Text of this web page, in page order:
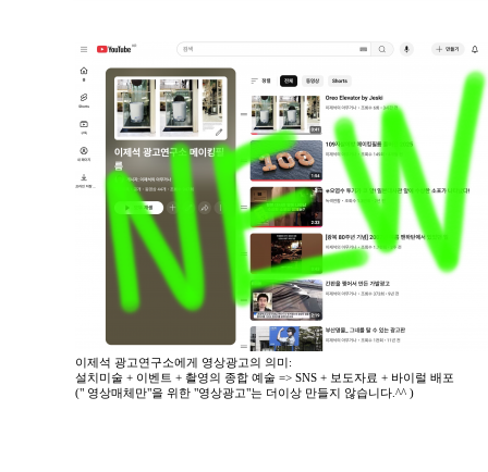
이제석 광고연구소에게 영상광고의 의미:
설치미술 + 이벤트 + 촬영의 종합 예술 => SNS + 보도자료 + 바이럴 배포
(" 영상매체만"을 위한 "영상광고"는 더이상 만들지 않습니다.^^ )